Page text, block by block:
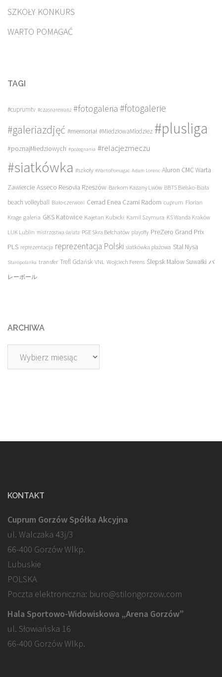
SZKOŁY KONKURS
WARTO POMAGAĆ
TAGI
#cuprumtv #czasnarewanż #fotogaleria #fotogalerie
#galeriazdjęć #memoriał #MiedziowaMlodziez #plusliga
#poznajMiedziowych #pożegnania #relacjezmeczu
#siatkówka #szkoły #WartoPomagac Adam Lorenc Aluron CMC Warta
Zawiercie Asseco Resovia Rzeszów Barkom Każany Lwów BBTS Bielsko-Biała
beach volleyball Biało-czerwoni Cerrad Enea Czarni Radom cuprum Florian
Krage galeria GKS Katowice Kajetan Kubicki Kamil Szymura KS Wanda Kraków
LUK Lublin mistrzostwa świata PGE Skra Bełchatów playoffy PreZero Grand Prix
PLS reprezentacja reprezentacja Polski siatkówka plażowa Stal Nysa
Staropolanka transfer Trefl Gdańsk VNL Wojciech Ferens Ślepsk Malow Suwałki バ
レーボール
ARCHIWA
Archiwa
KONTAKT
Cuprum Gorzów Spółka Akcyjna
ul. Walczaka 43j/3
66-400 Gorzów Wlkp.
Lubuskie
POLSKA
Poczta elektroniczna: biuro@stilongorzow.com
Hala Sportowo-Widowiskowa „Arena Gorzów”
ul. Słowiańska 16
66-400 Gorzów Wlkp.